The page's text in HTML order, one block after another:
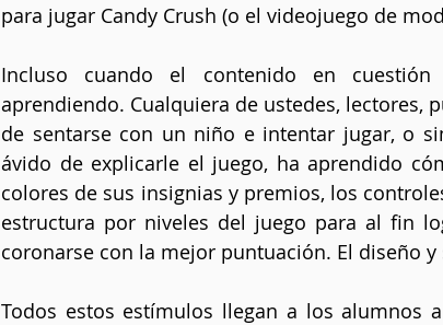
para jugar Candy Crush (o el videojuego de
Incluso cuando el contenido en
aprendiendo. Cualquiera de ustedes, lectores,
de sentarse con un niño e intentar jugar, o
ávido de explicarle el juego, ha aprendido
colores de sus insignias y premios, los
estructura por niveles del juego para al fin
coronarse con la mejor puntuación. El diseño
Todos estos estímulos llegan a los alumnos